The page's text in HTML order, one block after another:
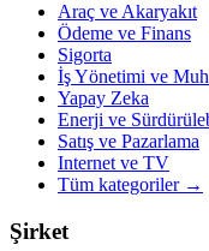
Araç ve Akaryakıt
Ödeme ve Finans
Sigorta
İş Yönetimi ve
Yapay Zeka
Enerji ve
Satış ve Pazarlama
Internet ve TV
Tüm kategoriler→
Şirket